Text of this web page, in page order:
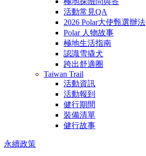
活動常見QA
2026 Polar大使甄選辦法
Polar 人物故事
極地生活指南
認識雪撬犬
跨出舒適圈
Taiwan Trail
活動資訊
活動報到
健行期間
裝備清單
健行故事
永續政策